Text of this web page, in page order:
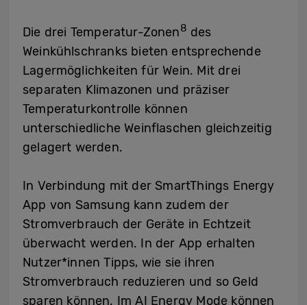
Die drei Temperatur-Zonen8 des
Weinkühlschranks bieten entsprechende
Lagermöglichkeiten für Wein. Mit drei
separaten Klimazonen und präziser
Temperaturkontrolle können
unterschiedliche Weinflaschen gleichzeitig
gelagert werden.
In Verbindung mit der SmartThings Energy
App von Samsung kann zudem der
Stromverbrauch der Geräte in Echtzeit
überwacht werden. In der App erhalten
Nutzer*innen Tipps, wie sie ihren
Stromverbrauch reduzieren und so Geld
sparen können. Im AI Energy Mode können